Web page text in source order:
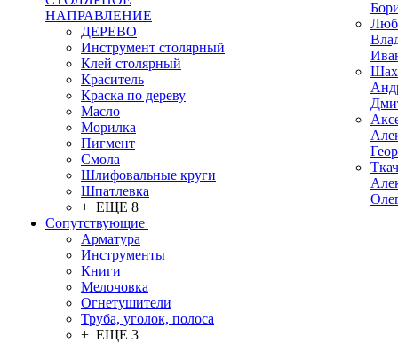
НАПРАВЛЕНИЕ
ДЕРЕВО
Инструмент столярный
Клей столярный
Краситель
Краска по дереву
Масло
Морилка
Пигмент
Смола
Шлифовальные круги
Шпатлевка
+ ЕЩЕ 8
Сопутствующие
Арматура
Инструменты
Книги
Мелочовка
Огнетушители
Труба, уголок, полоса
+ ЕЩЕ 3